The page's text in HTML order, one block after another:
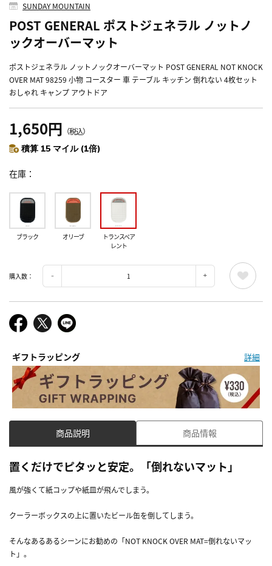
SUNDAY MOUNTAIN
POST GENERAL ポストジェネラル ノットノ
ックオーバーマット
ポストジェネラル ノットノックオーバーマット POST GENERAL NOT KNOCK
OVER MAT 98259 小物 コースター 車 テーブル キッチン 倒れない 4枚セット
おしゃれ キャンプ アウトドア
1,650円 （税込）
積算 15 マイル (1倍)
在庫
ブラック オリーブ
トランスペア
レント
購入数：
ギフトラッピング 詳細
商品説明 商品情報
置くだけでピタッと安定。「倒れないマット」
風が強くて紙コップや紙皿が飛んでしまう。
クーラーボックスの上に置いたビール缶を倒してしまう。
そんなあるあるシーンにお勧めの「NOT KNOCK OVER MAT=倒れないマッ
ト」。